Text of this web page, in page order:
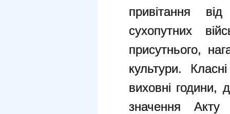
привітання
сухопутних
присутнього,
культури.
виховні години,
значення